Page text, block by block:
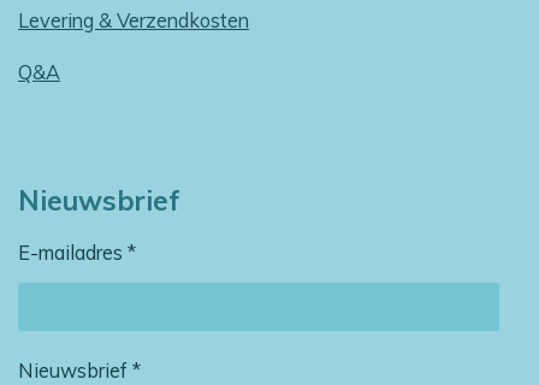
Levering & Verzendkosten
Q&A
Nieuwsbrief
E-mailadres *
Nieuwsbrief *